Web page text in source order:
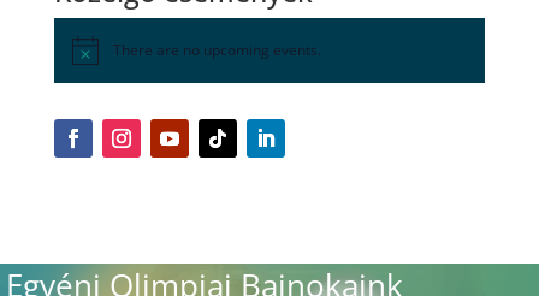
There are no upcoming events.
Egyéni Olimpiai Bajnokaink